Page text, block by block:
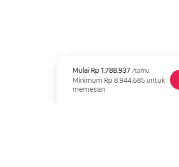
Mulai Rp 1.788.937 /tamu
Mulai Rp 1.788.937, per
Minimum Rp 8.944.685 untuk
memesan